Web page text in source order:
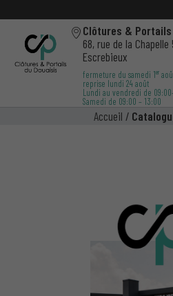
Clôtures & Portails
68, rue de la Chapelle
Escrebieux
fermeture du samedi 1er
reprise lundi 24 août
Lundi au vendredi de
Samedi de 09:00 – 13:00
Accueil /